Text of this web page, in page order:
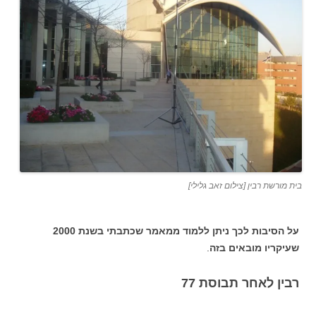
בית מורשת רבין [צילום זאב גלילי]
שעיקריו מובאים בזה
רבין לאחר תבוסת 77